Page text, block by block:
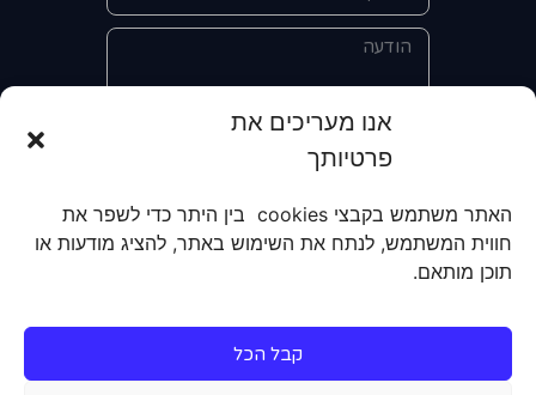
אנו מעריכים את
פרטיותך
האתר משתמש בקבצי cookies בין היתר כדי לשפר את
חווית המשתמש, לנתח את השימוש באתר, להציג מודעות או
תוכן מותאם.
קבל הכל
אני מאשר/ת את מסירת הפרטים
קבלת מידע על מוצרים, שירותים, מועדון
לקוחות. אני מודע/ת שאוכל לבטל את
הרישום שלי בכל עת ושעל מסירת הפרטים